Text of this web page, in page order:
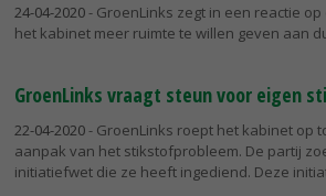
24-04-2020- GroenLinks zegt in een reactie
het kabinet meer ruimte te willen geven aan
GroenLinks vraagt steun voor eigen
22-04-2020- GroenLinks roept het kabinet op
aanpak van het stikstofprobleem. De partij
initiatiefwet die ze heeft ingediend. Deze